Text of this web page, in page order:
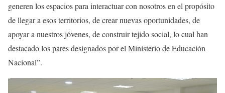
generen los espacios para interactuar con nosotros en el propósito
de llegar a esos territorios, de crear nuevas oportunidades, de
apoyar a nuestros jóvenes, de construir tejido social, lo cual han
destacado los pares designados por el Ministerio de Educación
Nacional”.